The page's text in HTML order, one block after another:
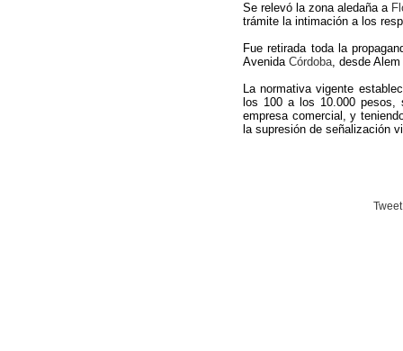
Se relevó la zona aledaña a
trámite la intimación a los
Fue retirada toda la
Avenida Córdoba, desde
La normativa vigente
los 100 a los 10.000
empresa comercial, y
la supresión de señalización
Tweet